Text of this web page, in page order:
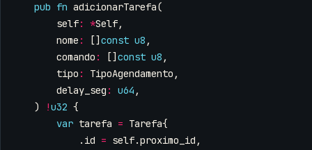
pub fn adicionarTarefa(
self: *Self,
nome : [] const u8 ,
comando : [] const u8 ,
tipo : TipoAgendamento ,
delay_seg : u64 ,
)
!u32 {
var tarefa = Tarefa{
. id = self.proximo_id ,